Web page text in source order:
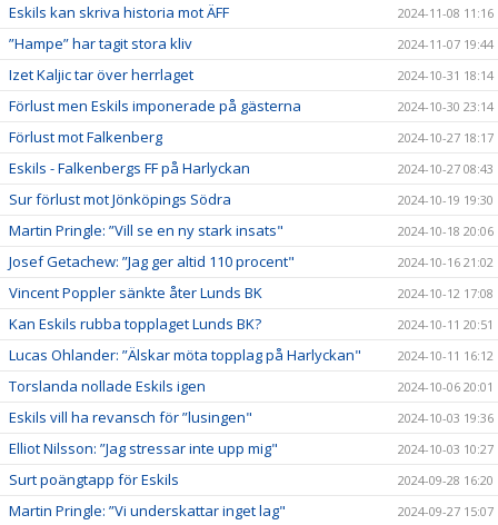
Eskils kan skriva historia mot ÄFF 2024-11-08 11:16
”Hampe” har tagit stora kliv 2024-11-07 19:44
Izet Kaljic tar över herrlaget 2024-10-31 18:14
Förlust men Eskils imponerade på gästerna 2024-10-30 23:14
Förlust mot Falkenberg 2024-10-27 18:17
Eskils - Falkenbergs FF på Harlyckan 2024-10-27 08:43
Sur förlust mot Jönköpings Södra 2024-10-19 19:30
Martin Pringle: ”Vill se en ny stark insats" 2024-10-18 20:06
Josef Getachew: ”Jag ger altid 110 procent" 2024-10-16 21:02
Vincent Poppler sänkte åter Lunds BK 2024-10-12 17:08
Kan Eskils rubba topplaget Lunds BK? 2024-10-11 20:51
Lucas Ohlander: ”Älskar möta topplag på Harlyckan" 2024-10-11 16:12
Torslanda nollade Eskils igen 2024-10-06 20:01
Eskils vill ha revansch för ”lusingen" 2024-10-03 19:36
Elliot Nilsson: ”Jag stressar inte upp mig" 2024-10-03 10:27
Surt poängtapp för Eskils 2024-09-28 16:20
Martin Pringle: ”Vi underskattar inget lag" 2024-09-27 15:07